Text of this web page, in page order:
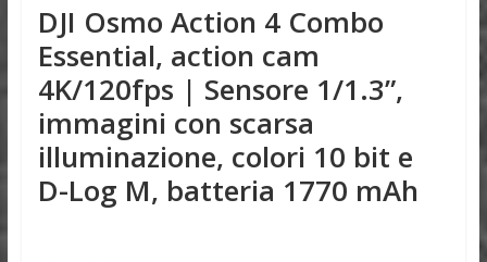
DJI Osmo Action 4 Combo
Essential, action cam
4K/120fps | Sensore 1/1.3”,
immagini con scarsa
illuminazione, colori 10 bit e
D-Log M, batteria 1770 mAh